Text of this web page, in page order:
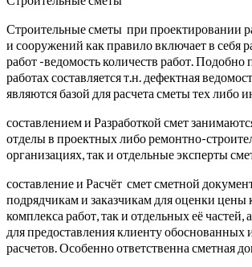
Строительные сметы при проектировании
и сооружений как правило включает в себя
работ -ведомость количеств работ.
работах составляется т.н. дефектная
являются базой для расчета сметы тех либо
составлением и Разработкой смет
отделы в проектных либо ремонтно-
организациях, так и отдельные эксперты
составление и Расчёт смет сметной
подрядчикам и заказчикам для оценки цены
комплекса работ, так и отдельных её частей,
для предоставления клиенту обоснованных
расчетов. Особенно ответственна сметная